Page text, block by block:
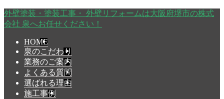
外壁塗装・塗装工事・ 外壁リフォームは大阪府堺市の株式
会社 泉へお任せください！
HOME
泉のこだわり
業務のご案内
よくある質問
選ばれる理由
施工事例